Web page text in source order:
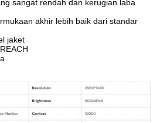
sangat rendah dan kerugian laba
akhir lebih baik dari standar
jaket